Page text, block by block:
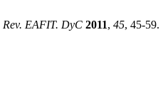
Rev. EAFIT. DyC 2011, 45, 45-59.